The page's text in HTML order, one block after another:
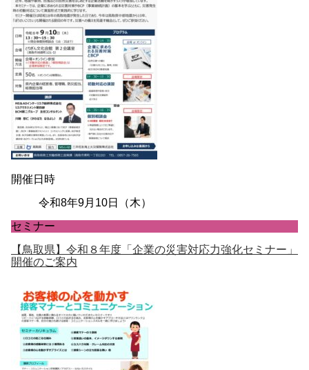
開催日時
令和8年9月10日（木）
セミナー
【鳥取県】令和８年度「企業の災害対応力強化セミナー」
開催のご案内